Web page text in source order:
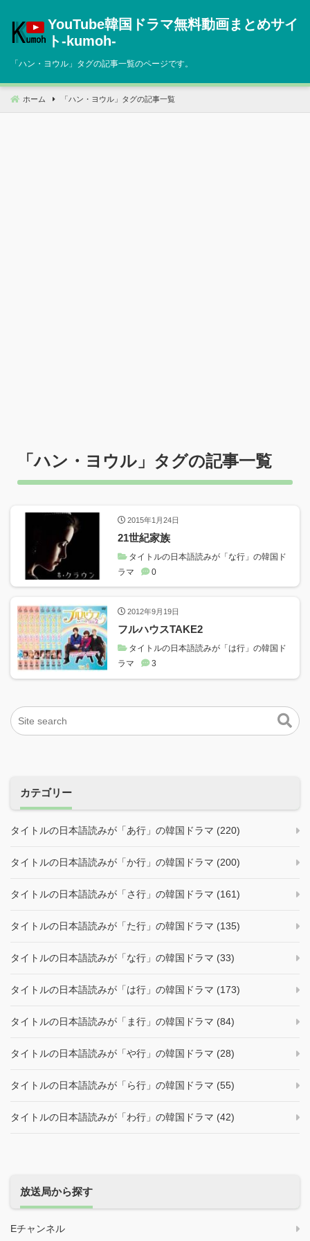
へ
動
YouTube韓国ドラマ無料動画まとめサイ
ト‐kumoh‐
「ハン・ヨウル 」タグの記事一覧のページです。
ホーム 「 ハン・ヨウル 」タグの記事一覧
「ハン・ヨウル 」タグの記事一覧
2015年1月24日
21世紀家族
タイトルの日本語読みが「な行」の韓国ド
ラマ
0
2012年9月19日
フルハウスTAKE2
タイトルの日本語読みが「は行」の韓国ド
ラマ
3
カテゴリー
タイトルの日本語読みが「あ行」の韓国ドラマ (220)
タイトルの日本語読みが「か行」の韓国ドラマ (200)
タイトルの日本語読みが「さ行」の韓国ドラマ (161)
タイトルの日本語読みが「た行」の韓国ドラマ (135)
タイトルの日本語読みが「な行」の韓国ドラマ (33)
タイトルの日本語読みが「は行」の韓国ドラマ (173)
タイトルの日本語読みが「ま行」の韓国ドラマ (84)
タイトルの日本語読みが「や行」の韓国ドラマ (28)
タイトルの日本語読みが「ら行」の韓国ドラマ (55)
タイトルの日本語読みが「わ行」の韓国ドラマ (42)
放送局から探す
Eチャンネル